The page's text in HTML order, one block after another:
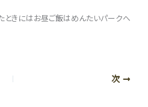
ときにはお昼ご飯はめんたいパークへ
次